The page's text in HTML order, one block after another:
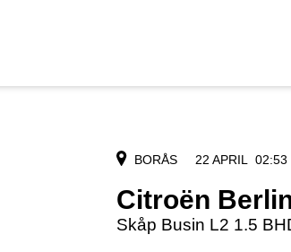
BORÅS 22 APRIL 02:53
Citroën
Skåp Busin L2 1.5